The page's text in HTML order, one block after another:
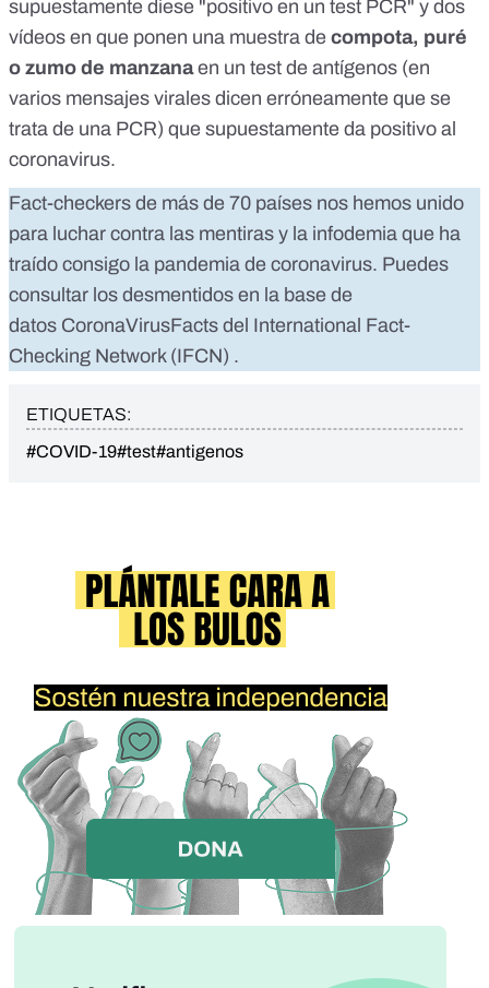
supuestamente diese "positivo en un test PCR" y dos
vídeos en que ponen una muestra de compota, puré
o zumo de manzanaen un test de antígenos (en
varios mensajes virales dicen erróneamente que se
trata de una PCR) que supuestamente da positivo al
coronavirus.
Fact-checkers de más de 70 países nos hemos unido
para luchar contra las mentiras y la infodemia que ha
traído consigo la pandemia de coronavirus. Puedes
consultar los desmentidos en la base de
datos CoronaVirusFacts del International Fact-
Checking Network (IFCN) .
ETIQUETAS:
#COVID-19#test#antigenos